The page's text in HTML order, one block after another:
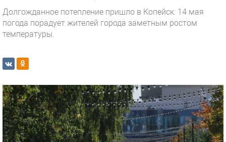
Долгожданное потепление пришло в Копейск: 14 мая
погода порадует жителей города заметным ростом
температуры.